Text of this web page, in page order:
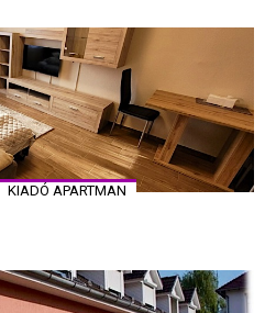
KIADÓ APARTMAN